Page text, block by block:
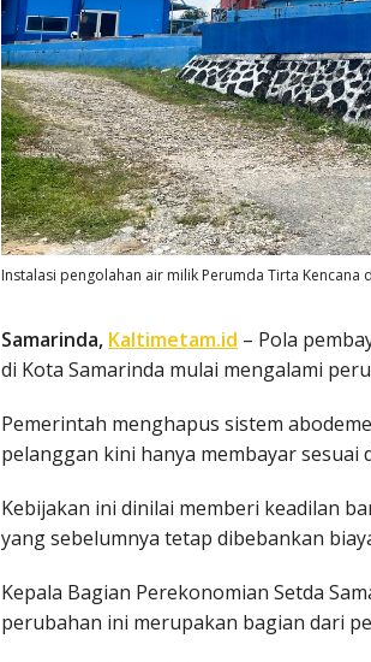
Instalasi pengolahan air milik Perumda Tirta Kencana
Samarinda, Kaltimetam.id – Pola
di Kota Samarinda mulai mengalami
Pemerintah menghapus sistem
pelanggan kini hanya membayar
Kebijakan ini dinilai memberi keadilan
yang sebelumnya tetap dibebankan
Kepala Bagian Perekonomian Setda
perubahan ini merupakan bagian dari